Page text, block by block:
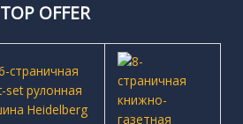
TOP OFFER